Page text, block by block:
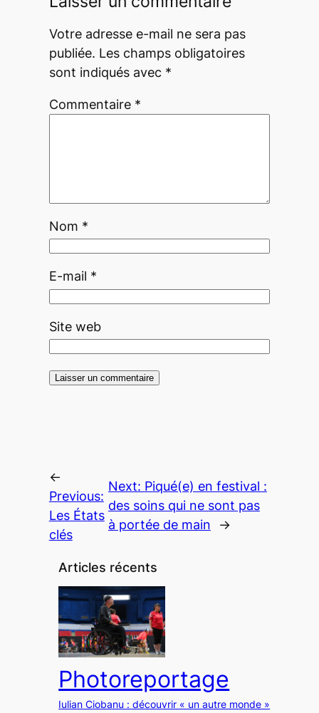
Votre adresse e-mail ne sera pas
publiée. Les champs obligatoires
sont indiqués avec *
Commentaire *
Nom *
E-mail *
Site web
←
Previous:
Les États
clés
Next: Piqué(e) en festival :
des soins qui ne sont pas
à portée de main
→
Articles récents
Photoreportage
Iulian Ciobanu : découvrir « un autre monde »